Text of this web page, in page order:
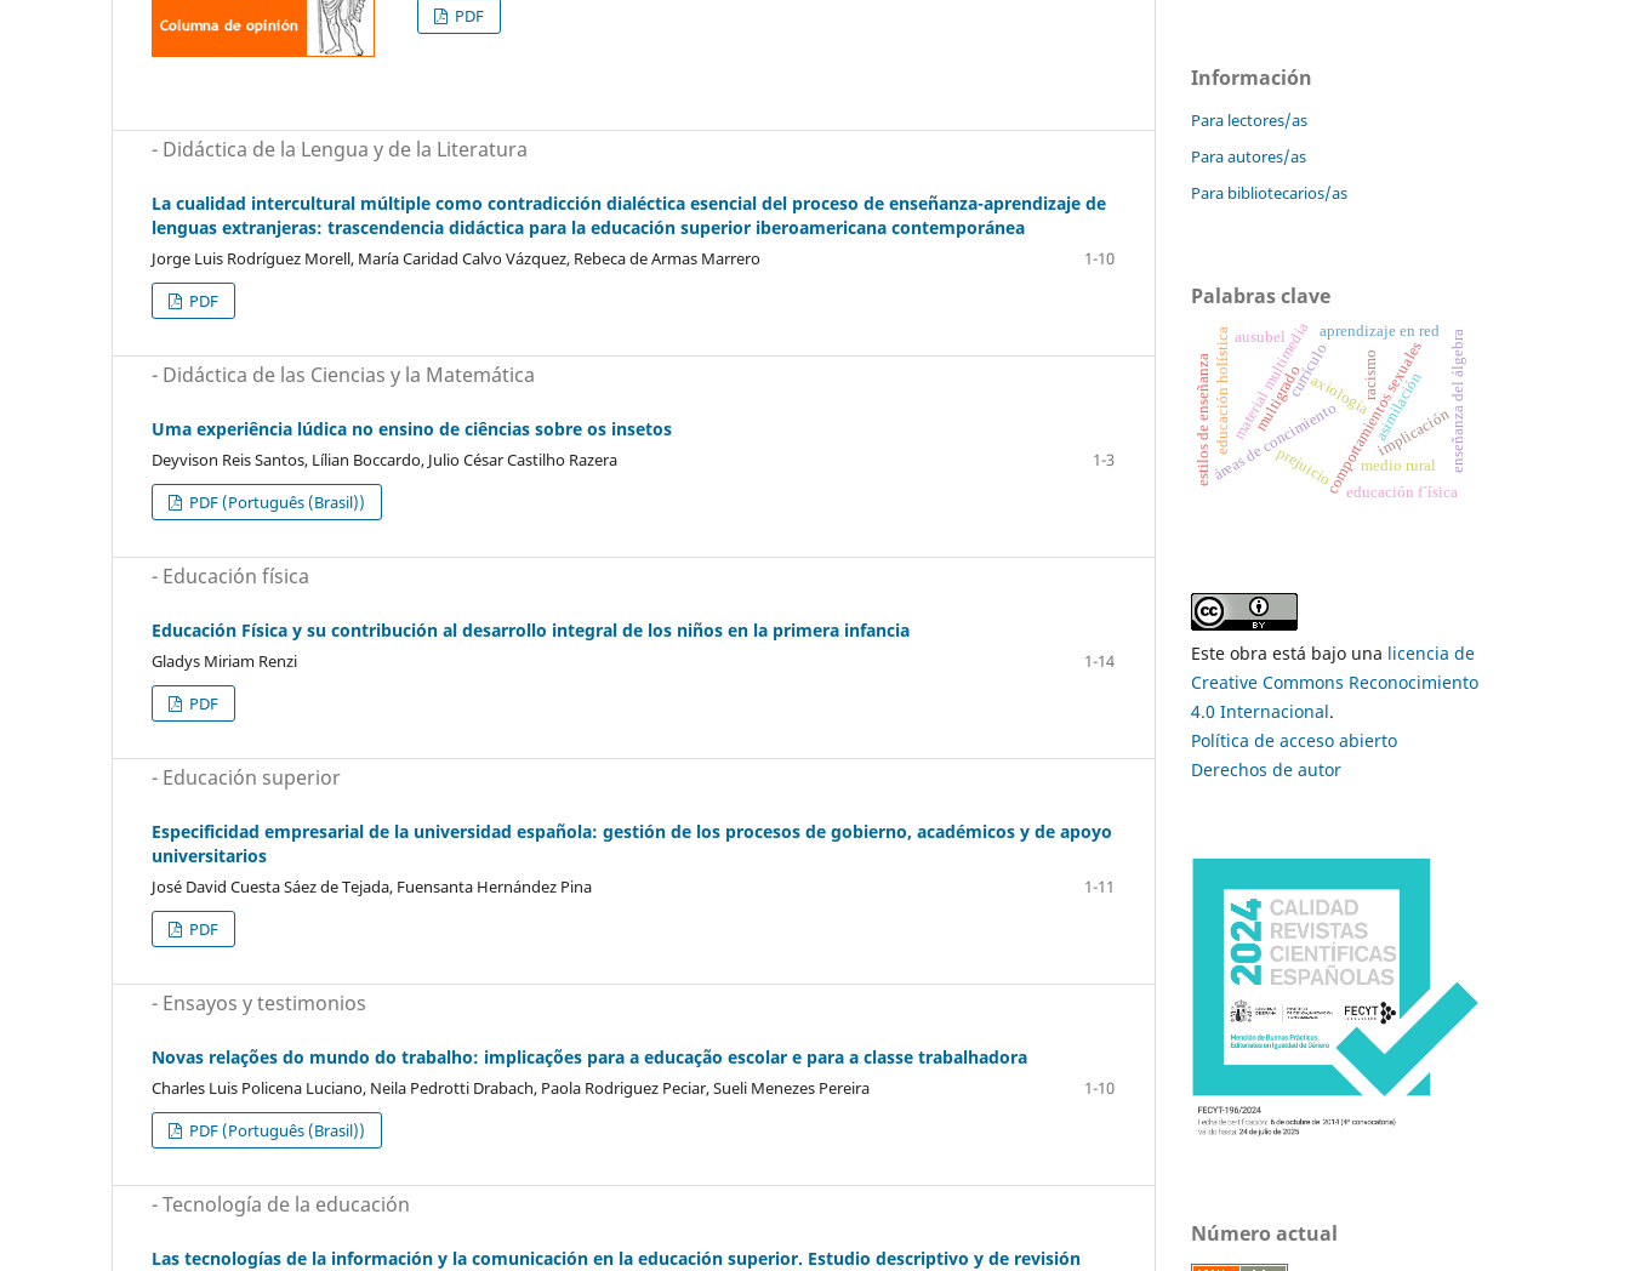
PDF
- Didáctica de la Lengua y de la Literatura
La cualidad intercultural múltiple como contradicción dialéctica esencial del proceso de enseñanza-aprendizaje de
lenguas extranjeras: trascendencia didáctica para la educación superior iberoamericana contemporánea
Jorge Luis Rodríguez Morell, María Caridad Calvo Vázquez, Rebeca de Armas Marrero
1-10
PDF
- Didáctica de las Ciencias y la Matemática
Uma experiência lúdica no ensino de ciências sobre os insetos
Deyvison Reis Santos, Lílian Boccardo, Julio César Castilho Razera
1-3
PDF (Português (Brasil))
- Educación física
Educación Física y su contribución al desarrollo integral de los niños en la primera infancia
Gladys Miriam Renzi
1-14
PDF
- Educación superior
Especificidad empresarial de la universidad española: gestión de los procesos de gobierno, académicos y de apoyo
universitarios
José David Cuesta Sáez de Tejada, Fuensanta Hernández Pina
1-11
PDF
- Ensayos y testimonios
Novas relações do mundo do trabalho: implicações para a educação escolar e para a classe trabalhadora
Charles Luis Policena Luciano, Neila Pedrotti Drabach, Paola Rodriguez Peciar, Sueli Menezes Pereira
1-10
PDF (Português (Brasil))
- Tecnología de la educación
Las tecnologías de la información y la comunicación en la educación superior. Estudio descriptivo y de revisión
Información
Para lectores/as
Para autores/as
Para bibliotecarios/as
Palabras clave
currículo
implicación
axiología
material multimedia enseñanza del álgebra
comportamientos sexuales
educación holística
áreas de concimiento
aprendizaje en red
educación f´ísica
estilos de enseñanza asimilación
racismo
prejuicio
ausubel
medio rural
multigrado
Este obra está bajo una licencia de
Creative Commons Reconocimiento
4.0 Internacional.
Política de acceso abierto
Derechos de autor
Número actual